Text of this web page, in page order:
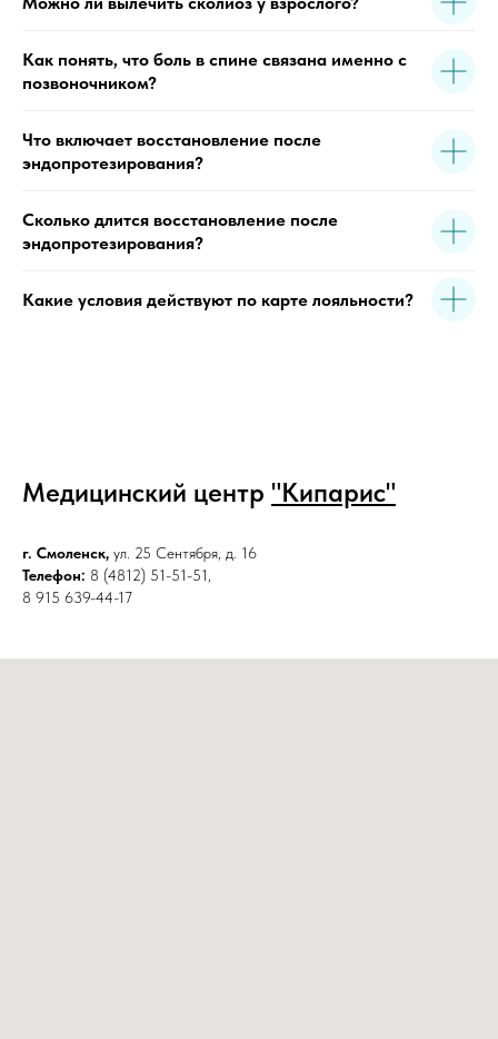
Как понять, что боль в спине связана именно с
позвоночником?
Что включает восстановление после
эндопротезирования?
Сколько длится восстановление после
эндопротезирования?
Какие условия действуют по карте лояльности?
Медицинский центр "Кипарис"
г. Смоленск, ул. 25 Сентября, д. 16
Телефон: 8 (4812) 51-51-51,
8 915 639-44-17